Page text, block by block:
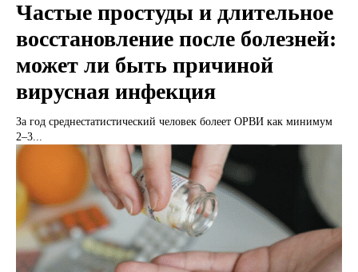
Частые простуды и длительное
восстановление после болезней:
может ли быть причиной
вирусная инфекция
За год среднестатистический человек болеет ОРВИ как минимум
2–3...